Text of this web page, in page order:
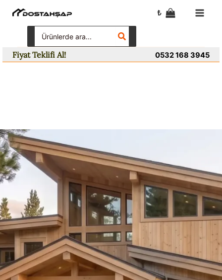
₺
for:
Fiyat Teklifi Al! 0532 168 3945